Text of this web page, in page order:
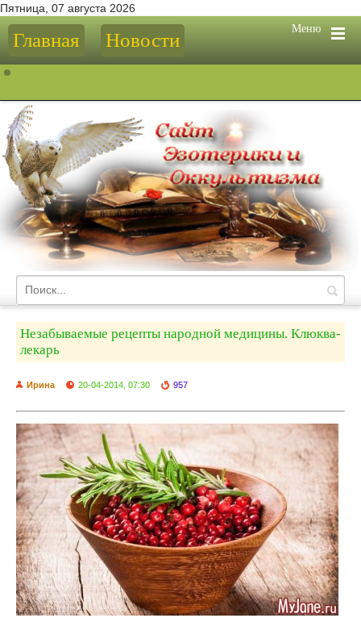
Пятница, 07 августа 2026
Меню
Главная Новости
Незабываемые рецепты народной медицины. Клюква-
лекарь
Ирина 20-04-2014, 07:30 957